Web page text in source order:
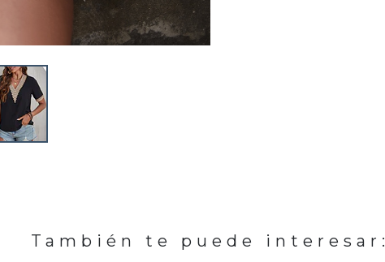
También te puede interesar: